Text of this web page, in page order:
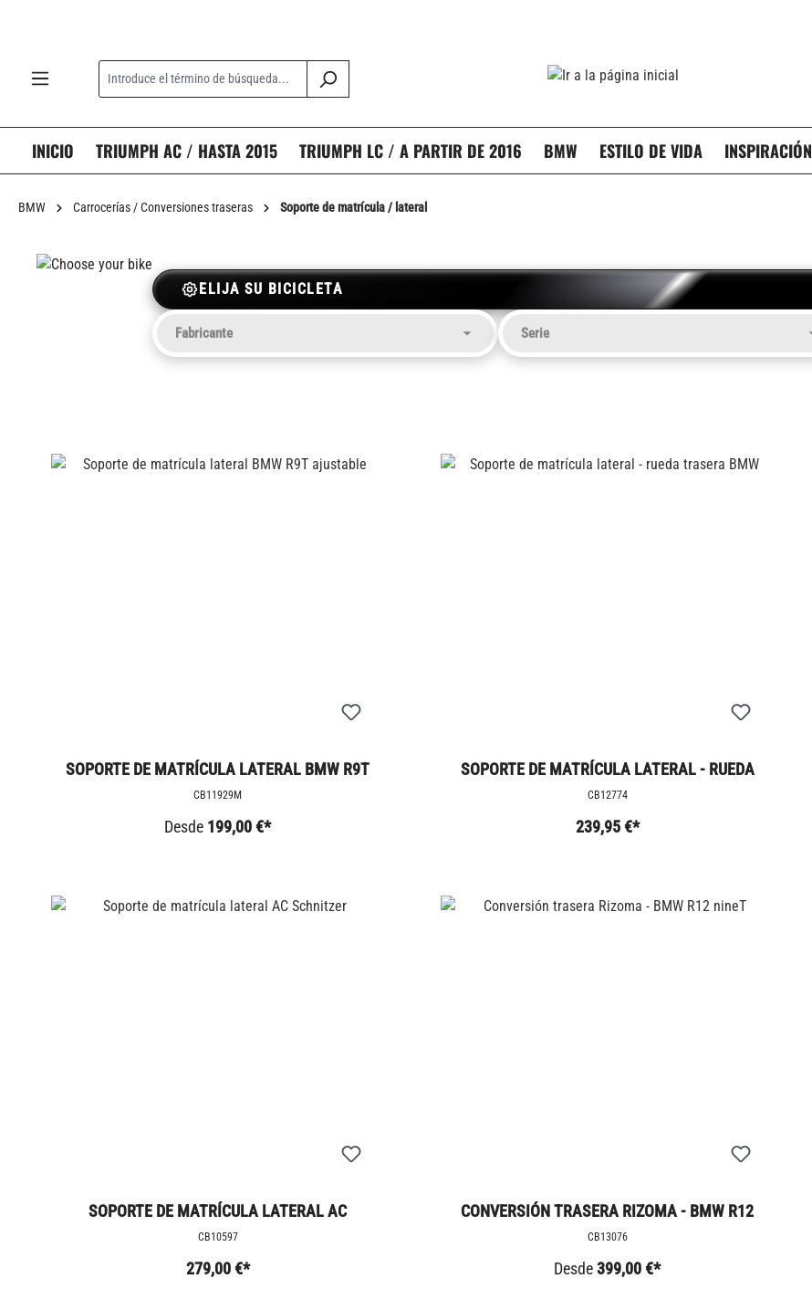
INICIO TRIUMPH AC / HASTA 2015 TRIUMPH LC / A PARTIR DE 2016 BMW ESTILO DE VIDA INSPIRACIÓN
BMW Carrocerías / Conversiones traseras Soporte de matrícula / lateral
ELIJA SU BICICLETA
SOPORTE DE MATRÍCULA LATERAL BMW R9T
AJUSTABLE
CB11929M
Desde 199,00 €*
SOPORTE DE MATRÍCULA LATERAL - RUEDA
TRASERA BMW
CB12774
239,95 €*
SOPORTE DE MATRÍCULA LATERAL AC
SCHNITZER
CB10597
279,00 €*
CONVERSIÓN TRASERA RIZOMA - BMW R12
NINET
CB13076
Desde399,00 €*